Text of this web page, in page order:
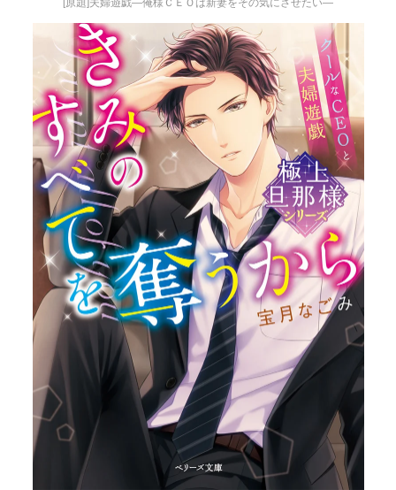
[原題]夫婦遊戯―俺様ＣＥＯは新妻をその気にさせたい―